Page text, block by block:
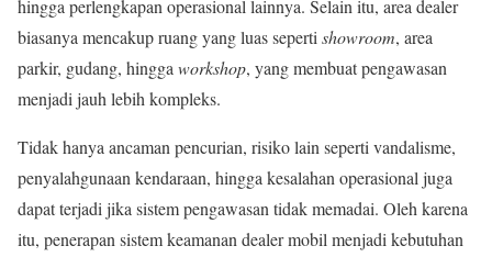
hingga perlengkapan operasional lainnya. Selain itu, area dealer
biasanya mencakup ruang yang luas seperti showroom, area
parkir, gudang, hingga workshop, yang membuat pengawasan
menjadi jauh lebih kompleks.
Tidak hanya ancaman pencurian, risiko lain seperti vandalisme,
penyalahgunaan kendaraan, hingga kesalahan operasional juga
dapat terjadi jika sistem pengawasan tidak memadai. Oleh karena
itu, penerapan sistem keamanan dealer mobil menjadi kebutuhan